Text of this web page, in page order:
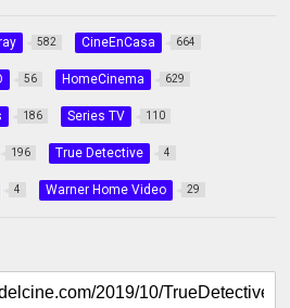
582 CineEnCasa 664
56 HomeCinema 629
186 Series TV 110
196 True Detective 4
4 Warner Home Video 29